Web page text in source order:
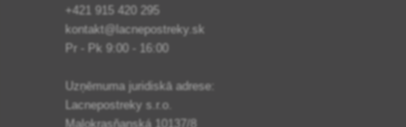
+421 915 420 295
kontakt@lacnepostreky.sk
Pr - Pk 9:00 - 16:00
Uzņēmuma juridiskā adrese:
Lacnepostreky s.r.o.
Malokrasňanská 10137/8